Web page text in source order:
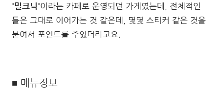
'밀크닉'이라는 카페로 운영되던 가게였는데, 전체적인
틀은 그대로 이어가는 것 같은데, 몇몇 스티커 같은 것을
붙여서 포인트를 주었더라고요.
■ 메뉴정보